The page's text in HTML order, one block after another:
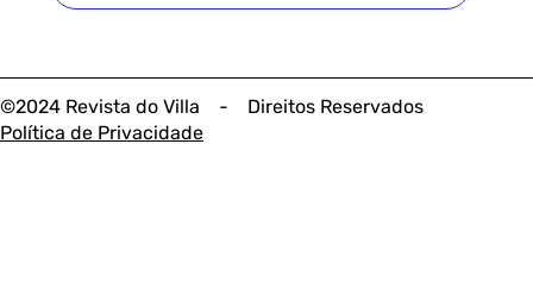
©2024 Revista do Villa - Direitos Reservados
Política de Privacidade